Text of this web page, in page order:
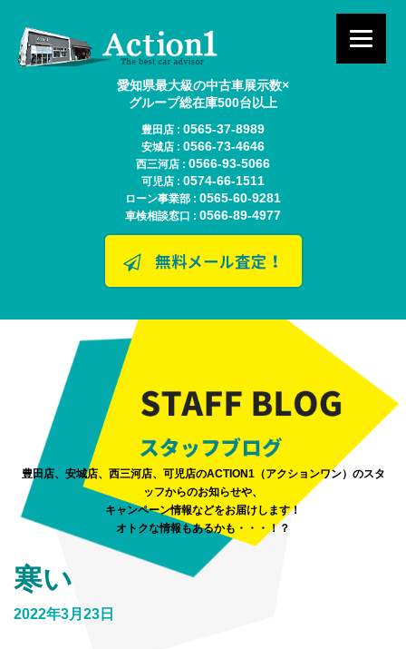
愛知県最大級の中古車展示数×
グループ総在庫500台以上
豊田店 : 0565-37-8989
安城店 : 0566-73-4646
西三河店 : 0566-93-5066
可児店 : 0574-66-1511
ローン事業部 : 0565-60-9281
車検相談窓口 : 0566-89-4977
豊田店、安城店、西三河店、可児店のACTION1（アクションワン）のスタ
ッフからのお知らせや、
キャンペーン情報などをお届けします！
オトクな情報もあるかも・・・！？
寒い
2022年3月23日